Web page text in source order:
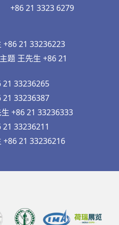
+86 21 3323 6279
+86 21 33236223
题 王先生 +86 21
21 33236265
21 33236387
+86 21 33236333
33236211
+86 21 33236216